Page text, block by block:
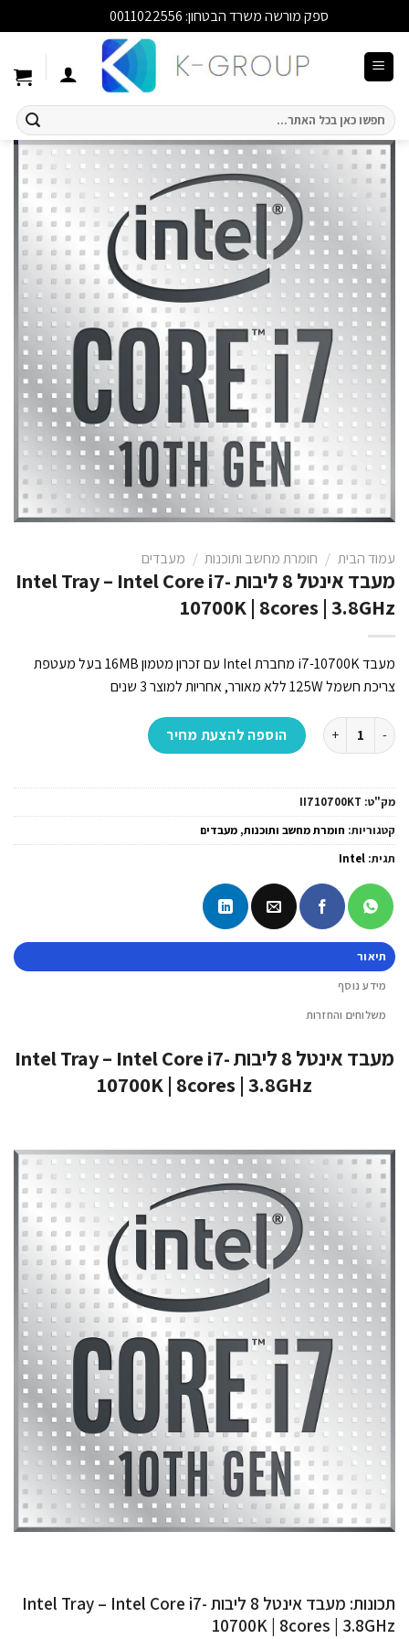
ספק מורשה משרד הבטחון: 0011022556
חיפוש
עבור:
עמוד הבית / חומרת מחשב ותוכנות / מעבדים
מעבד אינטל 8 ליבות Intel Tray – Intel Core i7-
10700K | 8cores | 3.8GHz
מעבד i7-10700K מחברת Intel עם זכרון מטמון 16MB בעל מעטפת
צריכת חשמל 125W ללא מאורר, אחריות למוצר 3 שנים
כמות של מעבד אינטל 8 ליבות Intel Tray - Intel Core i7-10700K | 8cores | 3.8GHzהוספה להצעת מחיר
מק"ט: II710700KT
קטגוריות: חומרת מחשב ותוכנות, מעבדים
תגית: Intel
תיאור
מידע נוסף
משלוחים והחזרות
מעבד אינטל 8 ליבות Intel Tray – Intel Core i7-
10700K | 8cores | 3.8GHz
תכונות: מעבד אינטל 8 ליבות Intel Tray – Intel Core i7-
10700K | 8cores | 3.8GHz